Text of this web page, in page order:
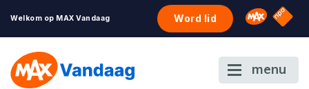
Welkom op MAX Vandaag Word lid Omroep
NPO
menu